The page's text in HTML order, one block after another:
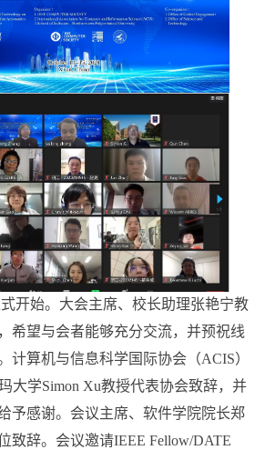
式开始。大会主席、校长助理张艳宁教
希望与会者能够充分交流，并预祝线
计算机与信息科学国际协会（ACIS）
大学Simon Xu教授代表协会致辞，并
予感谢。会议主席、软件学院院长郑
致辞。会议邀请IEEE Fellow/DATE